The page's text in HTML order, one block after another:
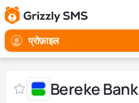
प्रोफ़ाइल
Bereke Bank